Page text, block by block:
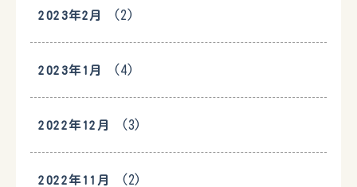
2023年2月 (2)
2023年1月 (4)
2022年12月 (3)
2022年11月 (2)